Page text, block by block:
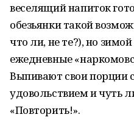
веселящий напиток
обезьянки такой
что ли, не те?), но
ежедневные
Выпивают свои порции
удовольствием и чуть
«Повторить!».